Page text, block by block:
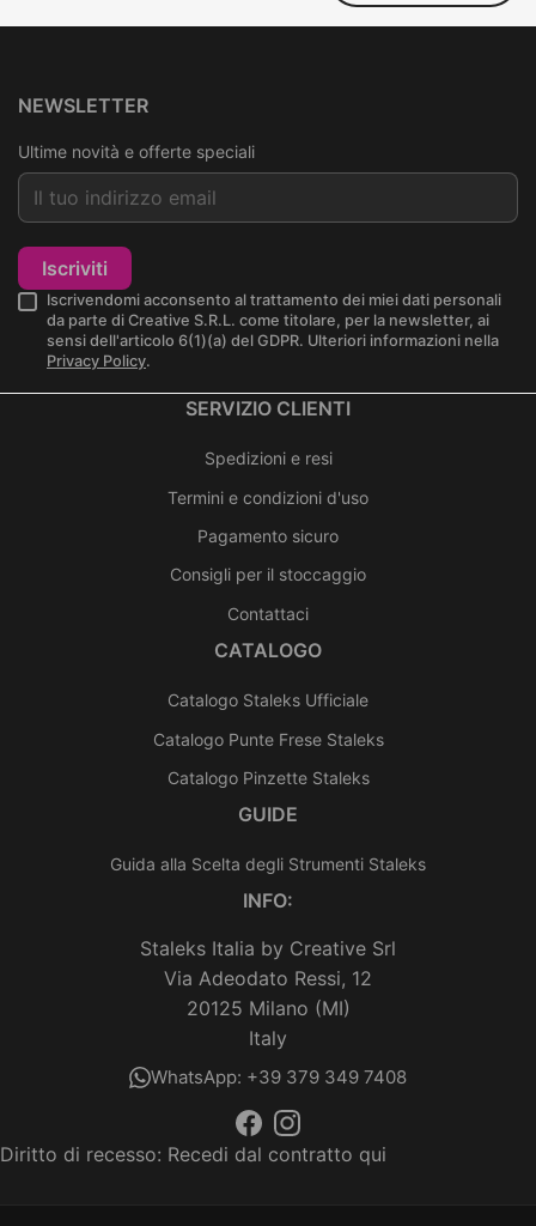
NEWSLETTER
Ultime novità e offerte speciali
Iscriviti
Iscrivendomi acconsento al trattamento dei miei dati personali
da parte di Creative S.R.L. come titolare, per la newsletter, ai
sensi dell'articolo 6(1)(a) del GDPR. Ulteriori informazioni nella
Privacy Policy.
SERVIZIO CLIENTI
Spedizioni e resi
Termini e condizioni d'uso
Pagamento sicuro
Consigli per il stoccaggio
Contattaci
CATALOGO
Catalogo Staleks Ufficiale
Catalogo Punte Frese Staleks
Catalogo Pinzette Staleks
GUIDE
Guida alla Scelta degli Strumenti Staleks
INFO:
Staleks Italia by Creative Srl
Via Adeodato Ressi, 12
20125 Milano (MI)
Italy
WhatsApp: +39 379 349 7408
Diritto di recesso: Recedi dal contratto qui